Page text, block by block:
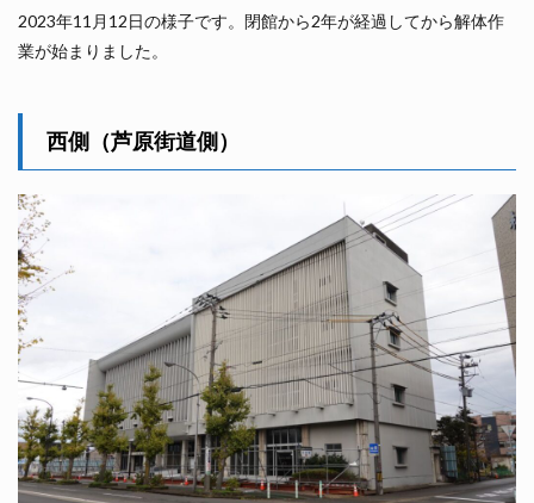
2023年11月12日の様子です。閉館から2年が経過してから解体作
業が始まりました。
西側（芦原街道側）